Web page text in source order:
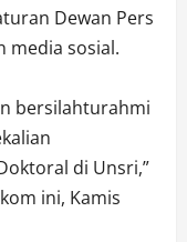
Dewan Pers
media sosial.
bersilahturahmi
di Unsri,”
ini, Kamis